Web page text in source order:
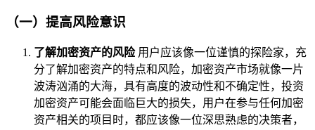
（一）提高风险意识
了解加密资产的风险用户应该像一位谨慎的探险家，充
分了解加密资产的特点和风险，加密资产市场就像一片
波涛汹涌的大海，具有高度的波动性和不确定性，投资
加密资产可能会面临巨大的损失，用户在参与任何加密
资产相关的项目时，都应该像一位深思熟虑的决策者，